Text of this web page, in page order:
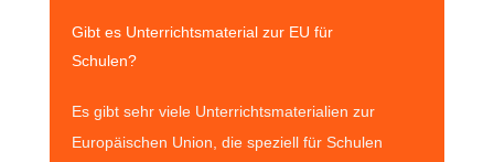
Gibt es Unterrichtsmaterial zur EU für
Schulen?
Es gibt sehr viele Unterrichtsmaterialien zur
Europäischen Union, die speziell für Schulen